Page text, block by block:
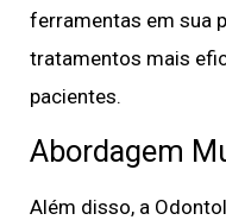
ferramentas em sua
tratamentos mais
pacientes.
Abordagem
Além disso, a